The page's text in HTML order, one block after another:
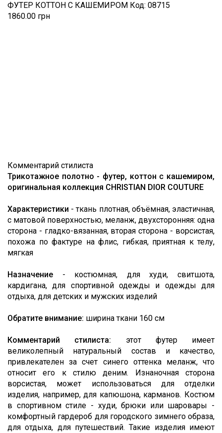
ФУТЕР КОТТОН С КАШЕМИРОМ Код: 08715
1860.00 грн
Комментарий стилиста
Трикотажное полотно - футер, коттон с кашемиром,
оригинальная коллекция CHRISTIAN DIOR COUTURE
Характеристики - ткань плотная, объёмная, эластичная,
с матовой поверхностью, меланж, двухсторонняя: одна
сторона - гладко-вязанная, вторая сторона - ворсистая,
похожа по фактуре на флис, гибкая, приятная к телу,
мягкая
Назначение - костюмная, для худи, свитшота,
кардигана, для спортивной одежды и одежды для
отдыха, для детских и мужских изделий
Обратите внимание: ширина ткани 160 см
Комментарий стилиста: этот футер имеет
великолепный натуральный состав и качество,
привлекателен за счет синего оттенка меланж, что
относит его к стилю деним. Изнаночная сторона
ворсистая, может использоваться для отделки
изделия, например, для капюшона, карманов. Костюм
в спортивном стиле - худи, брюки или шаровары -
комфортный гардероб для городского зимнего образа,
для отдыха, для путешествий. Такие изделия имеют